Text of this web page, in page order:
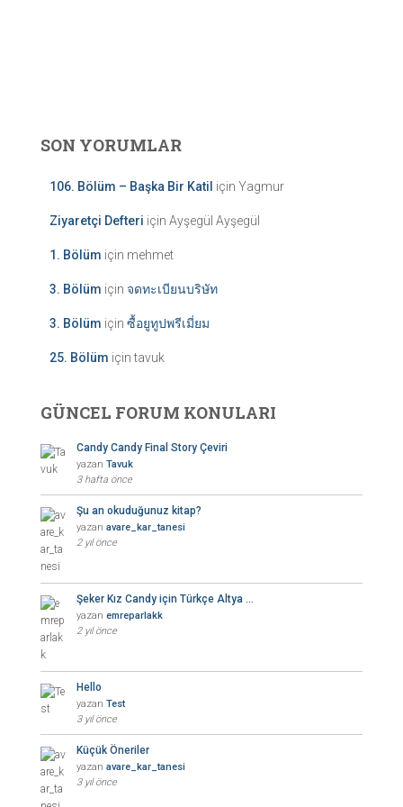
SON YORUMLAR
106. Bölüm – Başka Bir Katil için Yagmur
Ziyaretçi Defteri için Ayşegül Ayşegül
1. Bölüm için mehmet
3. Bölüm için จดทะเบียนบริษัท
3. Bölüm için ซื้อยูทูปพรีเมี่ยม
25. Bölüm içintavuk
GÜNCEL FORUM KONULARI
Candy Candy Final Story Çeviri
yazan Tavuk
3 hafta önce
Şu an okuduğunuz kitap?
yazan avare_kar_tanesi
2 yıl önce
Şeker Kız Candy için Türkçe Altya …
yazan emreparlakk
2 yıl önce
Hello
yazan Test
3 yıl önce
Küçük Öneriler
yazan avare_kar_tanesi
3 yıl önce